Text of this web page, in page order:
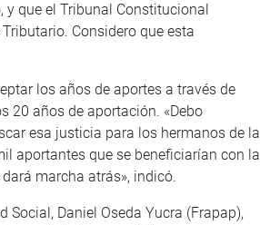
que el Tribunal Constitucional
Considero que esta
los años de aportes a través de
20 años de aportación. «Debo
esa justicia para los hermanos de la
aportantes que se beneficiarían con la
marcha atrás», indicó.
Social, Daniel Oseda Yucra (Frapap),